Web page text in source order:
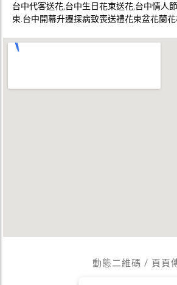
台中代客送花,台中生日花束送花,台中情人
束.台中開幕升遷探病致喪送禮花束盆花蘭
動態二維碼 / 頁頁